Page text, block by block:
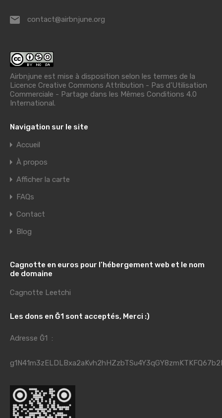
contact@airbnjune.org
Airbnjune est mise à disposition selon les termes de la
Licence Creative Commons Attribution - Pas d’Utilisation
Commerciale - Partage dans les Mêmes Conditions 4.0
International.
Navigation sur le site
Accueil
À propos
Afficher la carte
FAQs
Contact
Blog
Cagnotte en euros pour l’hébergement web et le nom
de domaine
Cagnotte Leetchi
Les dons en Ğ1 sont acceptés, Merci :)
Adresse Ğ1 :